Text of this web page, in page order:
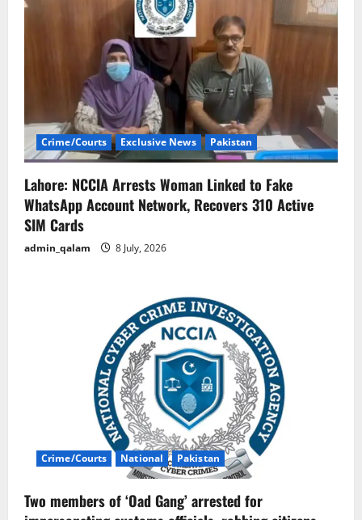
Crime/Courts Exclusive News Pakistan
Lahore: NCCIA Arrests Woman Linked to Fake
WhatsApp Account Network, Recovers 310 Active
SIM Cards
admin_qalam 8 July, 2026
Crime/Courts National Pakistan
Two members of ‘Oad Gang’ arrested for